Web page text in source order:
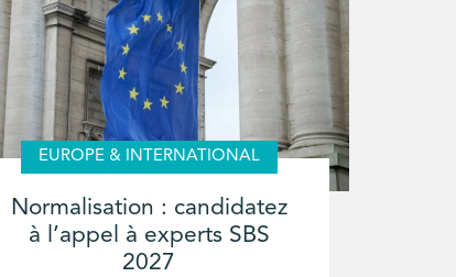
EUROPE & INTERNATIONAL
Normalisation : candidatez
à l’appel à experts SBS
2027